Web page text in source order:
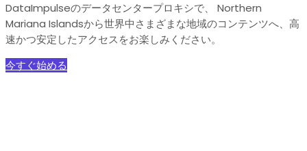
DataImpulseのデータセンタープロキシで、 Northern
Mariana Islandsから世界中さまざまな地域のコンテンツへ、高
速かつ安定したアクセスをお楽しみください。
今すぐ始める